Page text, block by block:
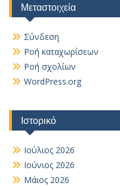
Μεταστοιχεία
Σύνδεση
Ροή καταχωρίσεων
Ροή σχολίων
WordPress.org
Ιστορικό
Ιούλιος 2026
Ιούνιος 2026
Μάιος 2026